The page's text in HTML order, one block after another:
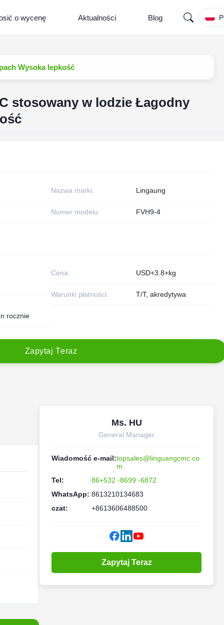
o wycenę Aktualności Blog
Wysoka lepkość
stosowany w lodzie Łagodny
Nazwa marki: Lingaung
Numer modelu: FVH9-4
Cena: USD+3.8+kg
Warunki płatności: T/T, akredytywa
rocznie
Zapytaj Teraz
Ms. HU
General Manager
Wiadomość e-mail:topsales@linguangcmc.co
m
Tel:
86+532 -8699 -6872
WhatsApp: 8613210134683
czat:
+8613606488500
Zapytaj Teraz